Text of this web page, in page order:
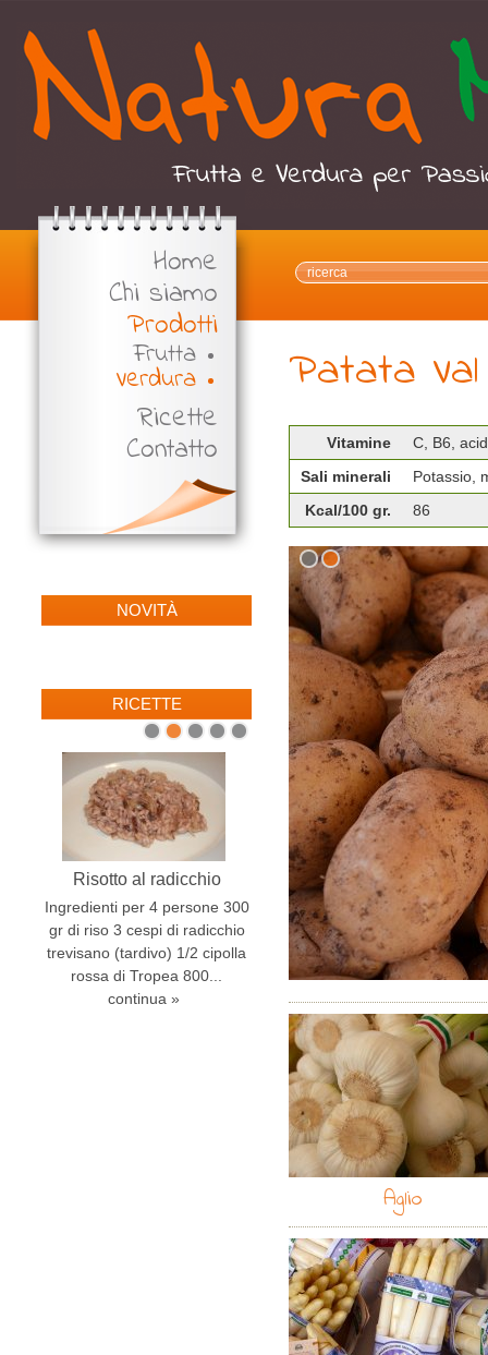
Home
Chi siamo
Prodotti
Frutta
Verdura
Ricette
Contatto
NOVITÀ
RICETTE
1 2 3 4 5
Risotto al radicchio
Ingredienti per 4 persone 300
gr di riso 3 cespi di radicchio
trevisano (tardivo) 1/2 cipolla
rossa di Tropea 800...
continua »
Radicchio al forno
Ingredienti: ...
continua »
Patata
Vitamine
C, B6,
Sali minerali
Potassio,
Kcal/100 gr.
86
1 2
Aglio